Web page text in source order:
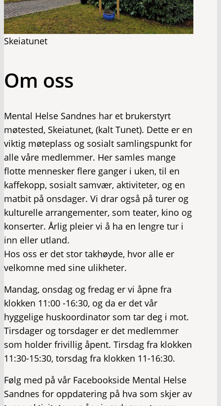
Skeiatunet
Om oss
Mental Helse Sandnes har et brukerstyrt
møtested, Skeiatunet, (kalt Tunet). Dette er en
viktig møteplass og sosialt samlingspunkt for
alle våre medlemmer. Her samles mange
flotte mennesker flere ganger i uken, til en
kaffekopp, sosialt samvær, aktiviteter, og en
matbit på onsdager. Vi drar også på turer og
kulturelle arrangementer, som teater, kino og
konserter. Årlig pleier vi å ha en lengre tur i
inn eller utland.
Hos oss er det stor takhøyde, hvor alle er
velkomne med sine ulikheter.
Mandag, onsdag og fredag er vi åpne fra
klokken 11:00 -16:30, og da er det vår
hyggelige huskoordinator som tar deg i mot.
Tirsdager og torsdager er det medlemmer
som holder frivillig åpent. Tirsdag fra klokken
11:30-15:30, torsdag fra klokken 11-16:30.
Følg med på vår Facebookside Mental Helse
Sandnes for oppdatering på hva som skjer av